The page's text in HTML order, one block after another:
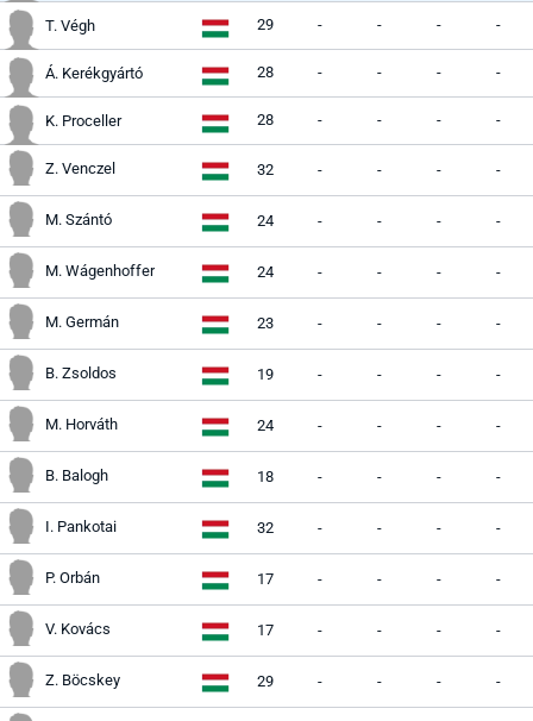
T. Végh 29 - - - -
Á. Kerékgyártó 28 - - - -
K. Proceller 28 - - - -
Z. Venczel 32 - - - -
M. Szántó 24 - - - -
M. Wágenhoffer 24 - - - -
M. Germán 23 - - - -
B. Zsoldos 19 - - - -
M. Horváth 24 - - - -
B. Balogh 18 - - - -
I. Pankotai 32 - - - -
P. Orbán 17 - - - -
V. Kovács 17 - - - -
Z. Böcskey 29 - - - -